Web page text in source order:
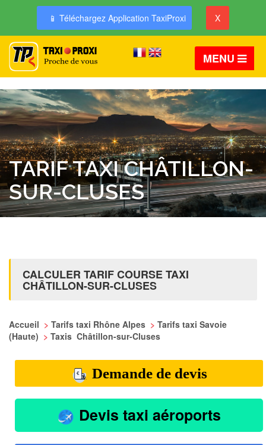
📱 Téléchargez Application TaxiProxi X
MENU
TARIF TAXI CHÂTILLON-
SUR-CLUSES
CALCULER TARIF COURSE TAXI
CHÂTILLON-SUR-CLUSES
Accueil > Tarifs taxi Rhône Alpes > Tarifs taxi Savoie
(Haute) > Taxis Châtillon-sur-Cluses
Demande de devis
Devis taxi aéroports